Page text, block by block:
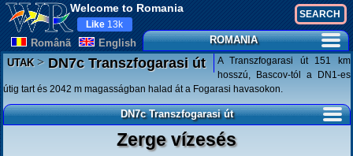
Welcome to Romania
Românã English
Like 13k
ROMANIA
UTAK>DN7c Transzfogarasi út
A Transzfogarasi út 151 km
hosszú, Bascov-tól a DN1-es
útig tart és 2042 m magasságban halad át a Fogarasi havasokon.
DN7c Transzfogarasi út
Zerge vízesés